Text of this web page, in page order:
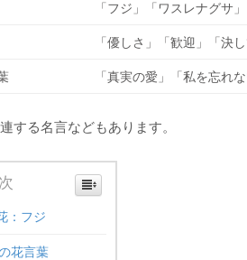
「フジ」「ワスレナグサ」
「優しさ」「歓迎」「決
「真実の愛」「私を忘れな
する名言などもあります。
：フジ
花言葉